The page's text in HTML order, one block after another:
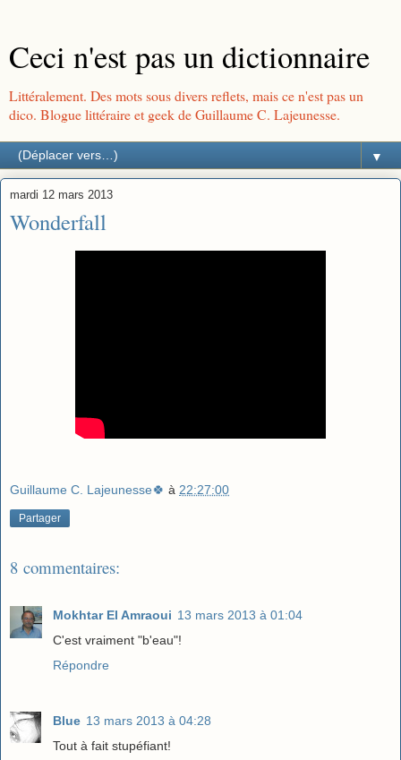
Ceci n'est pas un dictionnaire
Littéralement. Des mots sous divers reflets, mais ce n'est pas un
dico. Blogue littéraire et geek de Guillaume C. Lajeunesse.
▼
mardi 12 mars 2013
Wonderfall
Guillaume C. Lajeunesse🍀 à 22:27:00
Partager
8 commentaires:
Mokhtar El Amraoui 13 mars 2013 à 01:04
C'est vraiment "b'eau"!
Répondre
Blue 13 mars 2013 à 04:28
Tout à fait stupéfiant!